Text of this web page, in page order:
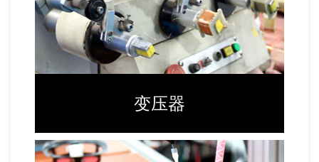
变压器